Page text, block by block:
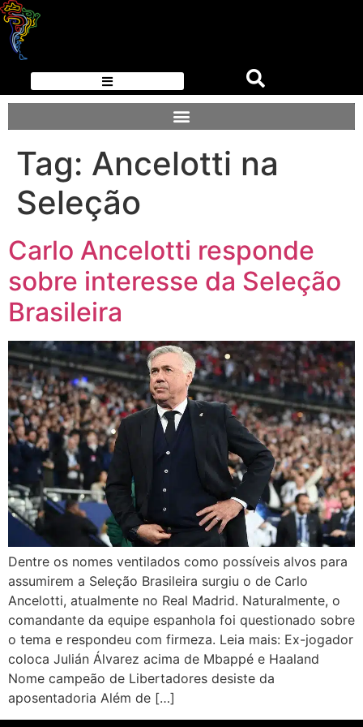
Tag: Ancelotti na
Seleção
Carlo Ancelotti responde
sobre interesse da Seleção
Brasileira
Dentre os nomes ventilados como possíveis alvos para
assumirem a Seleção Brasileira surgiu o de Carlo
Ancelotti, atualmente no Real Madrid. Naturalmente, o
comandante da equipe espanhola foi questionado sobre
o tema e respondeu com firmeza. Leia mais: Ex-jogador
coloca Julián Álvarez acima de Mbappé e Haaland
Nome campeão de Libertadores desiste da
aposentadoria Além de […]